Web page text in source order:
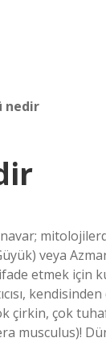
nedir
veya
ifade etmek için
çirkin, çok
musculus)!